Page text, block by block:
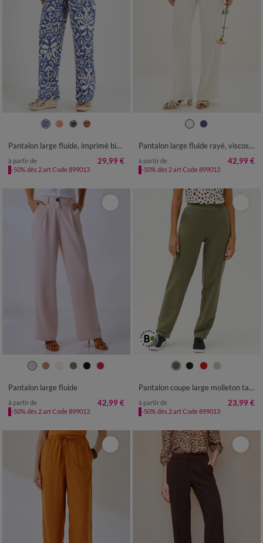
38 40 42 44
Pantalon large fluide, imprimé bicolore
à partir de 29,99 €
-50% dès 2 art Code 899013
40 42 44
Pantalon large fluide rayé, viscose-lin
à partir de 42,99 €
-50% dès 2 art Code 899013
38 40 42 44 46
Pantalon large fluide
à partir de 42,99 €
-50% dès 2 art Code 899013
38/40 42/44
Pantalon coupe large molleton taille élastiquée
à partir de 23,99 €
-50% dès 2 art Code 899013